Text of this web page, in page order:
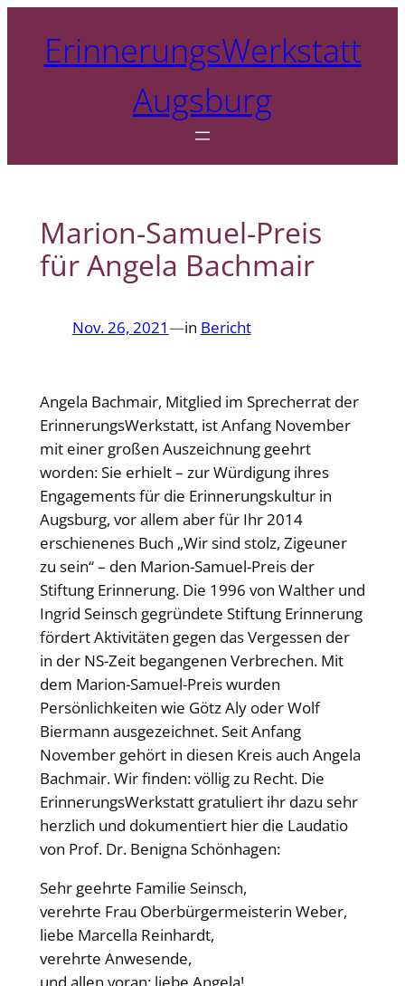
springenErinnerungsWerkstatt
Augsburg
Marion-Samuel-Preis
für Angela Bachmair
Nov. 26, 2021—in Bericht
Angela Bachmair, Mitglied im Sprecherrat der
ErinnerungsWerkstatt, ist Anfang November
mit einer großen Auszeichnung geehrt
worden: Sie erhielt – zur Würdigung ihres
Engagements für die Erinnerungskultur in
Augsburg, vor allem aber für Ihr 2014
erschienenes Buch „Wir sind stolz, Zigeuner
zu sein“ – den Marion-Samuel-Preis der
Stiftung Erinnerung. Die 1996 von Walther und
Ingrid Seinsch gegründete Stiftung Erinnerung
fördert Aktivitäten gegen das Vergessen der
in der NS-Zeit begangenen Verbrechen. Mit
dem Marion-Samuel-Preis wurden
Persönlichkeiten wie Götz Aly oder Wolf
Biermann ausgezeichnet. Seit Anfang
November gehört in diesen Kreis auch Angela
Bachmair. Wir finden: völlig zu Recht. Die
ErinnerungsWerkstatt gratuliert ihr dazu sehr
herzlich und dokumentiert hier die Laudatio
von Prof. Dr. Benigna Schönhagen:
Sehr geehrte Familie Seinsch,
verehrte Frau Oberbürgermeisterin Weber,
liebe Marcella Reinhardt,
verehrte Anwesende,
und allen voran: liebe Angela!